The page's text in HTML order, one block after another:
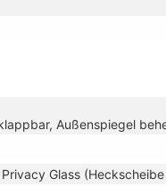
Außenspiegel
Privacy Glass